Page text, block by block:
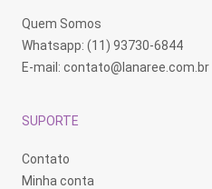
produto
Quem Somos
Whatsapp: (11) 93730-6844
E-mail: contato@lanaree.com.br
SUPORTE
Contato
Minha conta